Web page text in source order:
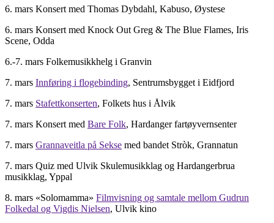
6. mars Konsert med Thomas Dybdahl, Kabuso, Øystese
6. mars Konsert med Knock Out Greg & The Blue Flames, Iris
Scene, Odda
6.-7. mars Folkemusikkhelg i Granvin
7. mars Innføring i flogebinding, Sentrumsbygget i Eidfjord
7. mars Stafettkonserten, Folkets hus i Ålvik
7. mars Konsert med Bare Folk, Hardanger fartøyvernsenter
7. mars Grannaveitla på Sekse med bandet Stròk, Grannatun
7. mars Quiz med Ulvik Skulemusikklag og Hardangerbrua
musikklag, Yppal
8. mars «Solomamma» Filmvisning og samtale mellom Gudrun
Folkedal og Vigdis Nielsen, Ulvik kino